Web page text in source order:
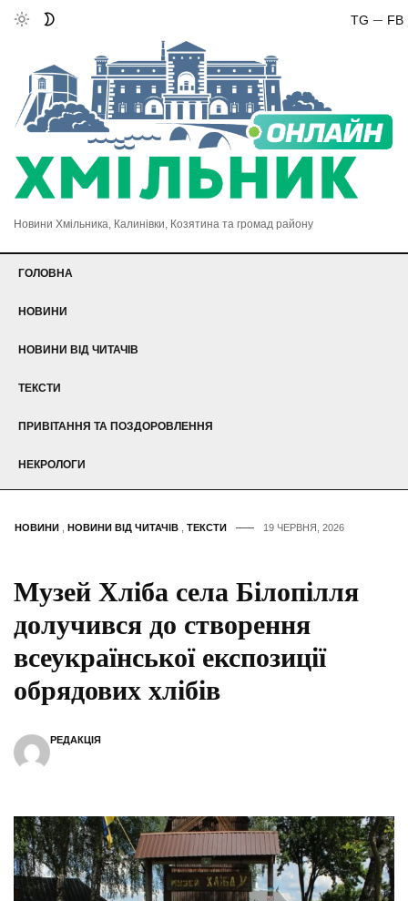
FB
TG
Новини Хмільника, Калинівки, Козятина та громад району
ГОЛОВНА
НОВИНИ
НОВИНИ ВІД ЧИТАЧІВ
ТЕКСТИ
ПРИВІТАННЯ ТА ПОЗДОРОВЛЕННЯ
НЕКРОЛОГИ
НОВИНИ НОВИНИ ВІД ЧИТАЧІВ ТЕКСТИ 19 ЧЕРВНЯ, 2026
Музей Хліба села Білопілля
долучився до створення
всеукраїнської експозиції
обрядових хлібів
РЕДАКЦІЯ